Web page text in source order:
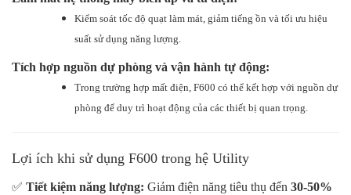
Kiểm soát tốc độ quạt làm mát, giảm tiếng ồn và tối ưu hiệu
suất sử dụng năng lượng.
Tích hợp nguồn dự phòng và vận hành tự động:
Trong trường hợp mất điện, F600 có thể kết hợp với nguồn dự
phòng để duy trì hoạt động của các thiết bị quan trọng.
Lợi ích khi sử dụng F600 trong hệ Utility
✅ Tiết kiệm năng lượng: Giảm điện năng tiêu thụ đến 30-50%